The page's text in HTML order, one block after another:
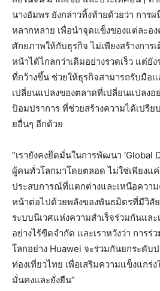
นางอัมพร ยังกล่าวทิ้งท้ายด้วยว่า การ
หลากหลาย เพื่อนำจุดแข็งของแต่ละอ
ศักยภาพให้กับธุรกิจ ไม่เพียงสร้างการ
หน้าได้ไกลกว่าเดิมอย่างรวดเร็ว แต่ยั
ที่กว้างขึ้น ช่วยให้ธุรกิจสามารถรับมือ
เปลี่ยนแปลงของตลาดที่เปลี่ยนแปลงอ
ป้อมปราการ ที่ช่วยสร้างความได้เปรีย
ยอื่นๆ อีกด้วย
“เรายังคงยึดมั่นในการพัฒนา ‘Global
ผู้คนทั่วโลกมาโดยตลอด ไม่ใช่เพียงแ
ประสบการณ์ที่แตกต่างและเหนือความ
หน้าต่อไปด้วยพลังของพันธมิตรที่มีวิสั
ระบบนิเวศแห่งความสำเร็จร่วมกันแล
อย่างไร้ขีดจำกัด และเราหวังว่า การ
โลกอย่าง Huawei จะร่วมกันยกระดับ
ท่องเที่ยวไทย เพื่อเสริมความแข็งแกร่
มั่นคงและยั่งยืน”